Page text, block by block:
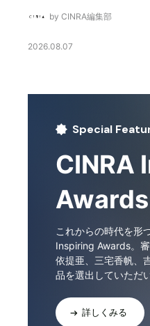
by CINRA編集部
2026.08.07
Special
CINRA
これからの時代を形
Inspiring Awards。
依提亜、三宅香帆、
品を選出していただい
詳しくみる